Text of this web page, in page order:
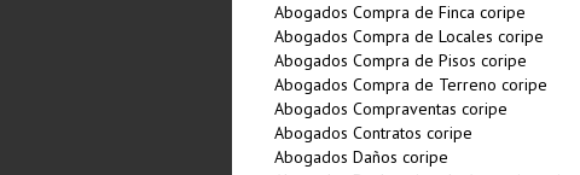
Abogados Compra de Finca coripe
Abogados Compra de Locales coripe
Abogados Compra de Pisos coripe
Abogados Compra de Terreno coripe
Abogados Compraventas coripe
Abogados Contratos coripe
Abogados Daños coripe